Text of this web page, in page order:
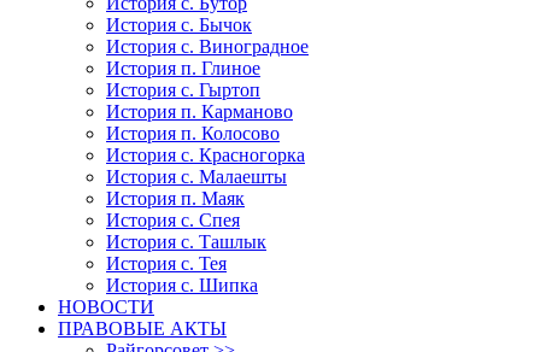
История с. Бычок
История с. Виноградное
История п. Глиное
История с. Гыртоп
История п. Карманово
История п. Колосово
История с. Красногорка
История с. Малаешты
История п. Маяк
История с. Спея
История с. Ташлык
История с. Тея
История с. Шипка
НОВОСТИ
ПРАВОВЫЕ АКТЫ